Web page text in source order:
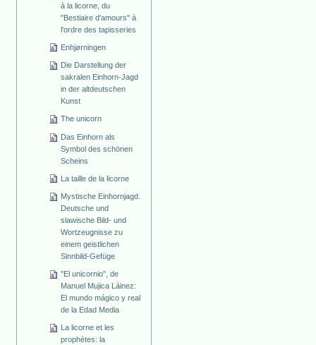
à la licorne, du
"Bestiaire d'amours" à
l'ordre des tapisseries
Enhjørningen
Die Darstellung der
sakralen Einhorn-Jagd
in der altdeutschen
Kunst
The unicorn
Das Einhorn als
Symbol des schönen
Scheins
La taille de la licorne
Mystische Einhornjagd.
Deutsche und
slawische Bild- und
Wortzeugnisse zu
einem geistlichen
Sinnbild-Gefüge
"El unicornio", de
Manuel Mujica Láinez:
El mundo mágico y real
de la Edad Media
La licorne et les
prophètes: la